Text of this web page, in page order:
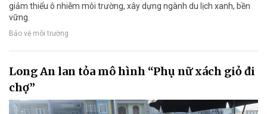
giảm thiểu ô nhiễm môi trường, xây dựng ngành du lịch xanh, bền
vững.
Bảo vệ môi trường
Long An lan tỏa mô hình “Phụ nữ xách giỏ đi
chợ”